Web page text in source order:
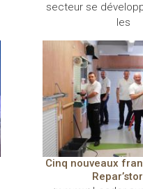
secteur se
les
Cinq nouveaux